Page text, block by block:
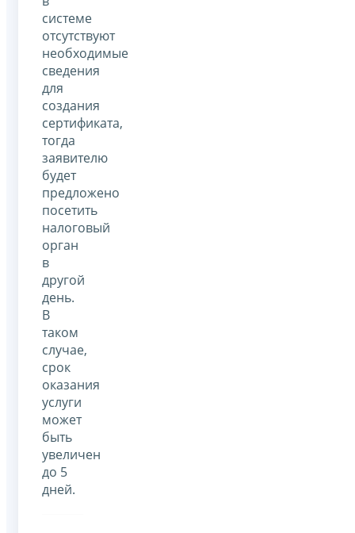
системе
отсутствуют
необходимые
сведения
для
создания
сертификата,
тогда
заявителю
будет
предложено
посетить
налоговый
орган
в
другой
день.
В
таком
случае,
срок
оказания
услуги
может
быть
увеличен
до 5
дней.